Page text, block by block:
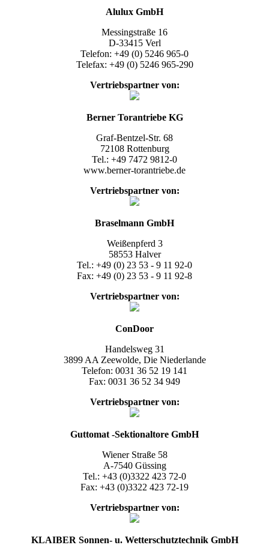
Alulux GmbH
Messingstraße 16
D-33415 Verl
Telefon: +49 (0) 5246 965-0
Telefax: +49 (0) 5246 965-290
Vertriebspartner von:
Berner Torantriebe KG
Graf-Bentzel-Str. 68
72108 Rottenburg
Tel.: +49 7472 9812-0
www.berner-torantriebe.de
Vertriebspartner von:
Braselmann GmbH
Weißenpferd 3
58553 Halver
Tel.: +49 (0) 23 53 - 9 11 92-0
Fax: +49 (0) 23 53 - 9 11 92-8
Vertriebspartner von:
ConDoor
Handelsweg 31
3899 AA Zeewolde, Die Niederlande
Telefon: 0031 36 52 19 141
Fax: 0031 36 52 34 949
Vertriebspartner von:
Guttomat -Sektionaltore GmbH
Wiener Straße 58
A-7540 Güssing
Tel.: +43 (0)3322 423 72-0
Fax: +43 (0)3322 423 72-19
Vertriebspartner von:
KLAIBER Sonnen- u. Wetterschutztechnik GmbH